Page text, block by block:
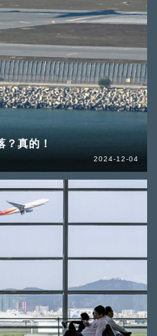
真的！
2024-12-04